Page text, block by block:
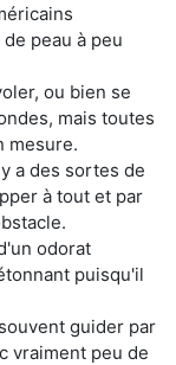
peau à peu
ou bien se
mais toutes
mesure.
a des sortes de
à tout et par
odorat
puisqu'il
guider par
vraiment peu de